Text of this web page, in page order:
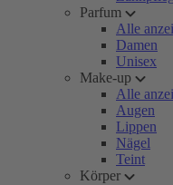
Parfum
Alle
Damen
Unisex
Make-up
Alle
Augen
Lippen
Nägel
Teint
Körper